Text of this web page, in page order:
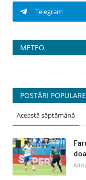
Telegram
METEO
POSTĂRI POPULARE
Această săptămână